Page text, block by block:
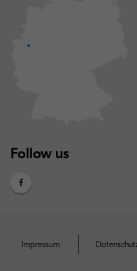
Follow us
Impressum